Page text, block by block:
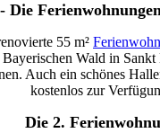
55 m²
Wald in
Auch ein schönes
kostenlos zur
Die 2.